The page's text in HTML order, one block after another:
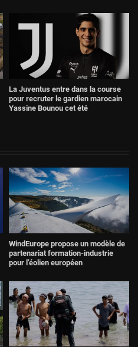
La Juventus entre dans la course
pour recruter le gardien marocain
Yassine Bounou cet été
WindEurope propose un modèle de
partenariat formation-industrie
pour l’éolien européen